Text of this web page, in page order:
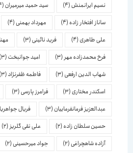
نسیم ایرانمنش(4) سید حمید میرمیران(4)
ساناز افتخار زاده(4) مهرداد بهمنی(4)
علی طاهری(4) فرید نائینی(3)
فرخ محمدزاده مهر (3) امید جوانبخت(3)
شهاب الدین ارفعی(3) فاطمه ظفرنژاد(3)
اسكندر مختاری(3) فرامرز پارسی(3)
عبدالعزیز فرمانفرماییان(3) فریال جواهریان(2)
حسین سلطان زاده(2) علی نقی گلریز(2)
آزاده شاهچراغی(2) جواد میرحسینی(2)